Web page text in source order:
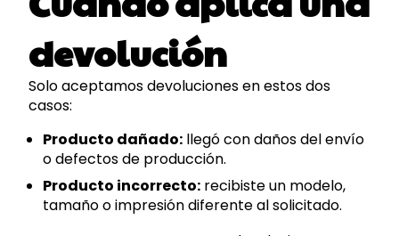
devolución
Solo aceptamos devoluciones en estos dos
casos:
Producto dañado: llegó con daños del envío
o defectos de producción.
Producto incorrecto: recibiste un modelo,
tamaño o impresión diferente al solicitado.